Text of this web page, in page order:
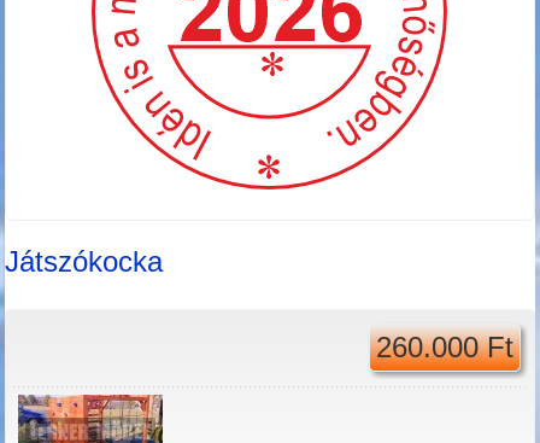
Játszókocka
260.000 Ft